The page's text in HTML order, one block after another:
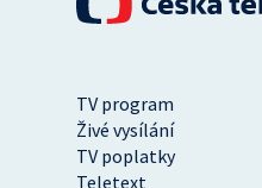
TV program
Živé vysílání
TV poplatky
Teletext